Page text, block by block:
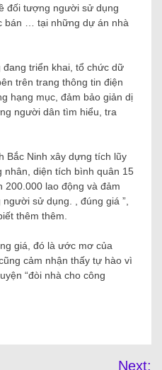
đối tượng người sử dụng
bán … tại những dự án nhà
triển khai, tổ chức dữ
trên trang thông tin điện
hạng mục, đảm bảo giản dị
người dân tìm hiểu, tra
Bắc Ninh xây dựng tích lũy
nhân, diện tích bình quân 15
200.000 lao động và đảm
sử dụng. , đúng giá ”,
thêm thêm.
giá, đó là ước mơ của
cảm nhận thấy tự hào vì
“đòi nhà cho công
Next: